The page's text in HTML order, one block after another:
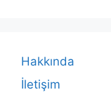
Hakkında
İletişim